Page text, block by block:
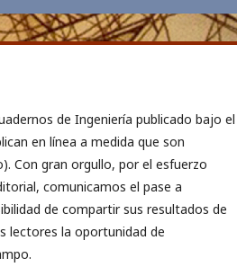
de Ingeniería publicado bajo el
en línea a medida que son
Con gran orgullo, por el esfuerzo
comunicamos el pase a
de compartir sus resultados de
lectores la oportunidad de